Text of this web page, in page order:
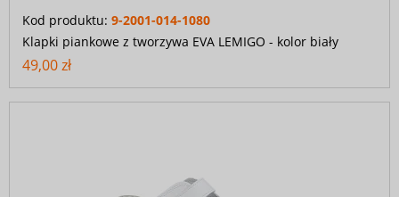
Kod produktu: 9-2001-014-1080
Klapki piankowe z tworzywa EVA LEMIGO - kolor biały
49,00 zł